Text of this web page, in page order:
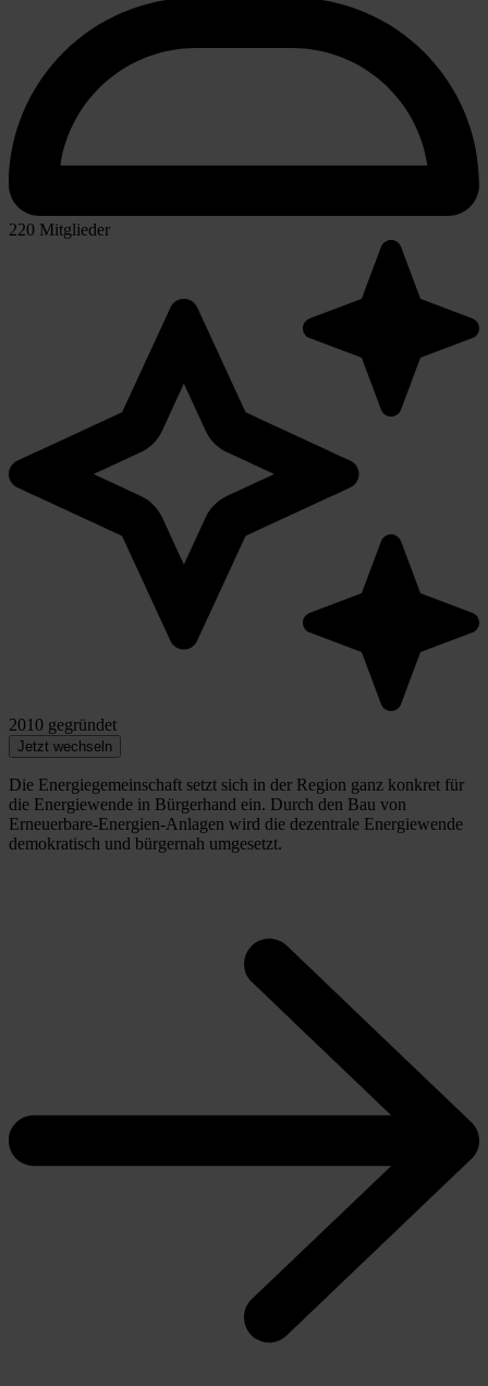
220 Mitglieder
2010 gegründet
Jetzt wechseln
Die Energiegemeinschaft setzt sich in der Region ganz konkret für
die Energiewende in Bürgerhand ein. Durch den Bau von
Erneuerbare-Energien-Anlagen wird die dezentrale Energiewende
demokratisch und bürgernah umgesetzt.